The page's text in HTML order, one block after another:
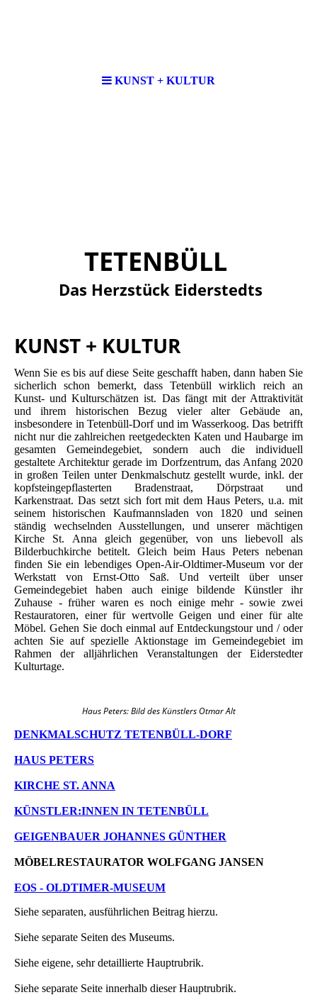
KUNST + KULTUR
TETENBÜLL
Das Herzstück Eiderstedts
KUNST + KULTUR
Wenn Sie es bis auf diese Seite geschafft haben, dann haben Sie
sicherlich schon bemerkt, dass Tetenbüll wirklich reich an
Kunst- und Kulturschätzen ist. Das fängt mit der Attraktivität
und ihrem historischen Bezug vieler alter Gebäude an,
insbesondere in Tetenbüll-Dorf und im Wasserkoog. Das betrifft
nicht nur die zahlreichen reetgedeckten Katen und Haubarge im
gesamten Gemeindegebiet, sondern auch die individuell
gestaltete Architektur gerade im Dorfzentrum, das Anfang 2020
in großen Teilen unter Denkmalschutz gestellt wurde, inkl. der
kopfsteingepflasterten Bradenstraat, Dörpstraat und
Karkenstraat. Das setzt sich fort mit dem Haus Peters, u.a. mit
seinem historischen Kaufmannsladen von 1820 und seinen
ständig wechselnden Ausstellungen, und unserer mächtigen
Kirche St. Anna gleich gegenüber, von uns liebevoll als
Bilderbuchkirche betitelt. Gleich beim Haus Peters nebenan
finden Sie ein lebendiges Open-Air-Oldtimer-Museum vor der
Werkstatt von Ernst-Otto Saß. Und verteilt über unser
Gemeindegebiet haben auch einige bildende Künstler ihr
Zuhause - früher waren es noch einige mehr - sowie zwei
Restauratoren, einer für wertvolle Geigen und einer für alte
Möbel. Gehen Sie doch einmal auf Entdeckungstour und / oder
achten Sie auf spezielle Aktionstage im Gemeindegebiet im
Rahmen der alljährlichen Veranstaltungen der Eiderstedter
Kulturtage.
Haus Peters: Bild des Künstlers Otmar Alt
DENKMALSCHUTZ TETENBÜLL-DORF
HAUS PETERS
KIRCHE ST. ANNA
KÜNSTLER:INNEN IN TETENBÜLL
GEIGENBAUER JOHANNES GÜNTHER
MÖBELRESTAURATOR WOLFGANG JANSEN
EOS - OLDTIMER-MUSEUM
Siehe separaten, ausführlichen Beitrag hierzu.
Siehe separate Seiten des Museums.
Siehe eigene, sehr detaillierte Hauptrubrik.
Siehe separate Seite innerhalb dieser Hauptrubrik.